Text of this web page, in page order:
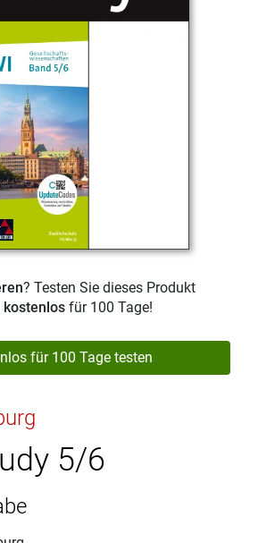
? Testen Sie dieses Produkt
kostenlos für 100 Tage!
für 100 Tage testen
5/6